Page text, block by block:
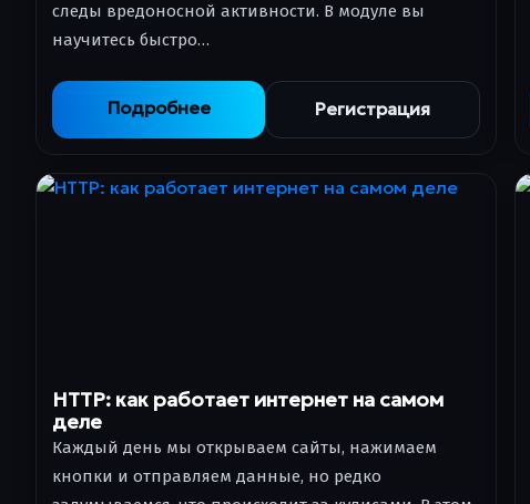
следы вредоносной активности. В модуле вы
научитесь быстро…
Подробнее Регистрация
HTTP: как работает интернет на самом
деле
Каждый день мы открываем сайты, нажимаем
кнопки и отправляем данные, но редко